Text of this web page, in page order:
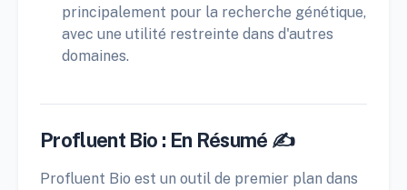
principalement pour la recherche génétique,
avec une utilité restreinte dans d'autres
domaines.
Profluent Bio : En Résumé ✍️
Profluent Bio est un outil de premier plan dans